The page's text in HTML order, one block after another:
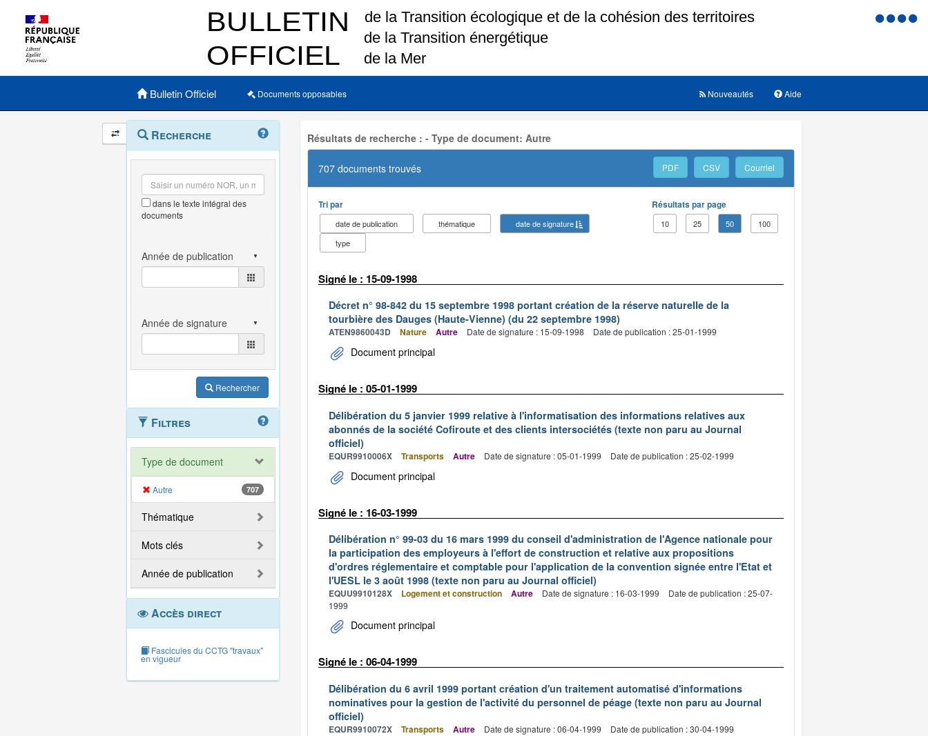
Menu
Menu principal
Bulletin Officiel Documents opposables Aide
Nouveautés
Navigation
et
outils
annexes
Menu
contextuel
Recherche
dans le texte intégral des
documents
Rechercher
Filtres
Type de document
Autre 707
Thématique
Mots clés
Année de publication
Accès direct
Fascicules du CCTG "travaux"
en vigueur
Résultats de recherche : - Type de document: Autre
707 documents trouvés PDF CSV Courriel
Tri par
date de publication thématique
date de signature
type
Résultats par page
10 25 50 100
Signé le : 15-09-1998
Décret n° 98-842 du 15 septembre 1998 portant création de la réserve naturelle de la
tourbière des Dauges (Haute-Vienne) (du 22 septembre 1998)
ATEN9860043D Nature Autre Date de signature : 15-09-1998 Date de publication : 25-01-1999
Document principal
Signé le : 05-01-1999
Délibération du 5 janvier 1999 relative à l'informatisation des informations relatives aux
abonnés de la société Cofiroute et des clients intersociétés (texte non paru au Journal
officiel)
EQUR9910006X Transports Autre Date de signature : 05-01-1999 Date de publication : 25-02-1999
Document principal
Signé le : 16-03-1999
Délibération n° 99-03 du 16 mars 1999 du conseil d'administration de l'Agence nationale pour
la participation des employeurs à l'effort de construction et relative aux propositions
d'ordres réglementaire et comptable pour l'application de la convention signée entre l'Etat et
l'UESL le 3 août 1998 (texte non paru au Journal officiel)
EQUU9910128X Logement et construction Autre Date de signature : 16-03-1999
Date de publication : 25-07-
1999
Document principal
Signé le : 06-04-1999
Délibération du 6 avril 1999 portant création d'un traitement automatisé d'informations
nominatives pour la gestion de l'activité du personnel de péage (texte non paru au Journal
officiel)
EQUR9910072X Transports Autre Date de signature : 06-04-1999 Date de publication : 30-04-1999